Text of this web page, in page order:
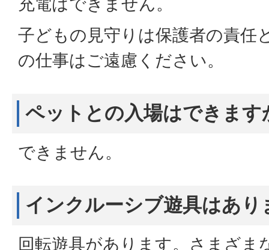
子どもの見守りは保護者の責任
の仕事はご遠慮ください。
ペットとの入場はできます
できません。
インクルーシブ遊具はあり
回転遊具があります。さまざま